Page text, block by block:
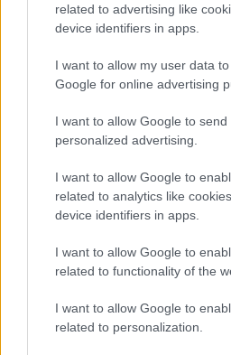
related to advertising like
device identifiers in apps.
I want to allow my user data
Google for online advertising
I want to allow Google to send
personalized advertising.
I want to allow Google to
related to analytics like
device identifiers in apps.
I want to allow Google to
related to functionality of the
I want to allow Google to
related to personalization.
Hírlevél
Adja meg keresztnevét:
meg e-mail címét:
Megismertem és elfogadom a
legfrissebb információkkal és exkluzív
postaládájába érkezik!